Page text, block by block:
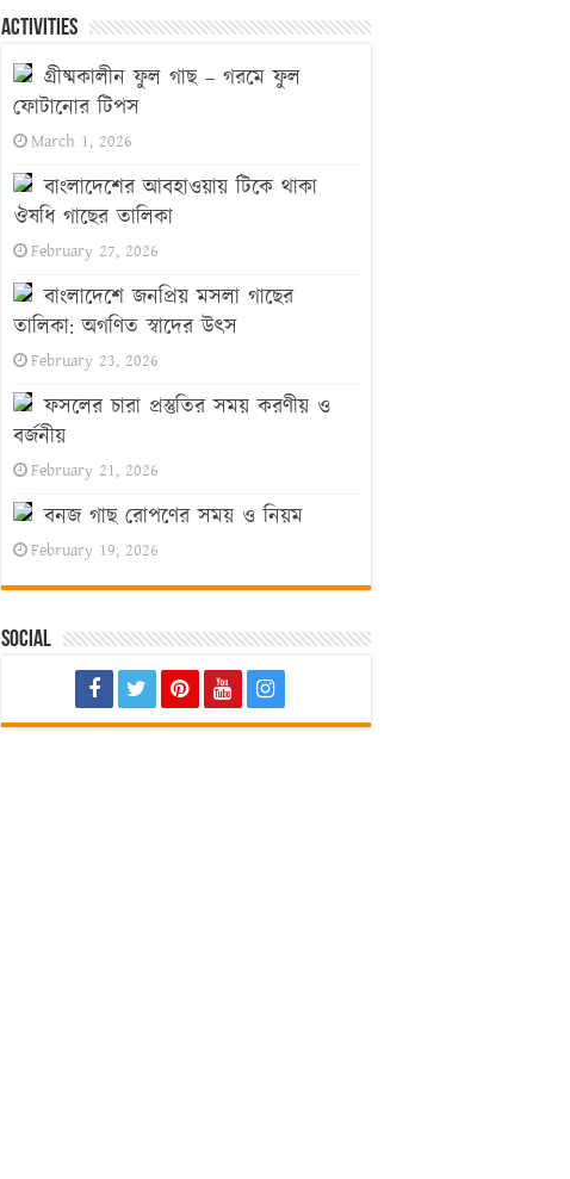
Activities
গ্রীষ্মকালীন ফুল গাছ – গরমে ফুল
ফোটানোর টিপস
March 1, 2026
বাংলাদেশের আবহাওয়ায় টিকে থাকা
ঔষধি গাছের তালিকা
February 27, 2026
বাংলাদেশে জনপ্রিয় মসলা গাছের
তালিকা: অগণিত স্বাদের উৎস
February 23, 2026
ফসলের চারা প্রস্তুতির সময় করণীয় ও
বর্জনীয়
February 21, 2026
বনজ গাছ রোপণের সময় ও নিয়ম
February 19, 2026
Social